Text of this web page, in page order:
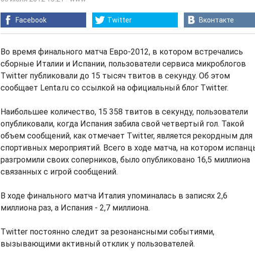
Facebook Twitter Вконтакте
Во время финального матча Евро-2012, в котором встречались
сборные Италии и Испании, пользователи сервиса микроблогов
Twitter публиковали до 15 тысяч твитов в секунду. Об этом
сообщает Lenta.ru со ссылкой на официальный блог Twitter.
Наибольшее количество, 15 358 твитов в секунду, пользователи
опубликовали, когда Испания забила свой четвертый гол. Такой
объем сообщений, как отмечает Twitter, является рекордным для
спортивных мероприятий. Всего в ходе матча, на котором
разгромили своих соперников, было опубликовано 16,5 миллиона
связанных с игрой сообщений.
В ходе финального матча Италия упоминалась в записях 2,6
миллиона раз, а Испания - 2,7 миллиона.
Twitter постоянно следит за резонансными событиями,
вызывающими активный отклик у пользователей.